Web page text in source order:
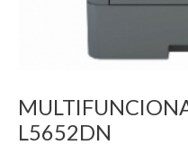
L5652DN